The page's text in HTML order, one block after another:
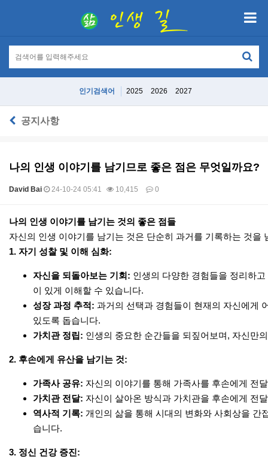
인기검색어 2025 2026 2027
공지사항
나의 인생 이야기를 남기므로 좋은 점은 무엇일까요?
David Bai 24-10-24 05:41 10,415 0
본문
나의 인생 이야기를 남기는 것의 좋은 점들
자신의 인생 이야기를 남기는 것은 단순히 과거를 기록하는 것
1. 자기 성찰 및 이해 심화:
자신을 되돌아보는 기회: 인생의 다양한 경험들을 정리하
이 있게 이해할 수 있습니다.
성장 과정 추적: 과거의 선택과 경험들이 현재의 자신에게
있도록 돕습니다.
가치관 정립: 인생의 중요한 순간들을 되짚어보며, 자신만
2. 후손에게 유산을 남기는 것:
가족사 공유: 자신의 이야기를 통해 가족사를 후손에게 전
가치관 전달: 자신이 살아온 방식과 가치관을 후손에게 전
역사적 기록: 개인의 삶을 통해 시대의 변화와 사회상을 간
습니다.
3. 정신 건강 증진: